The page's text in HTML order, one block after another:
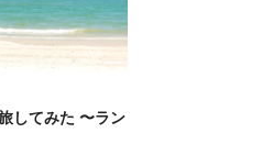
してみた 〜ラン